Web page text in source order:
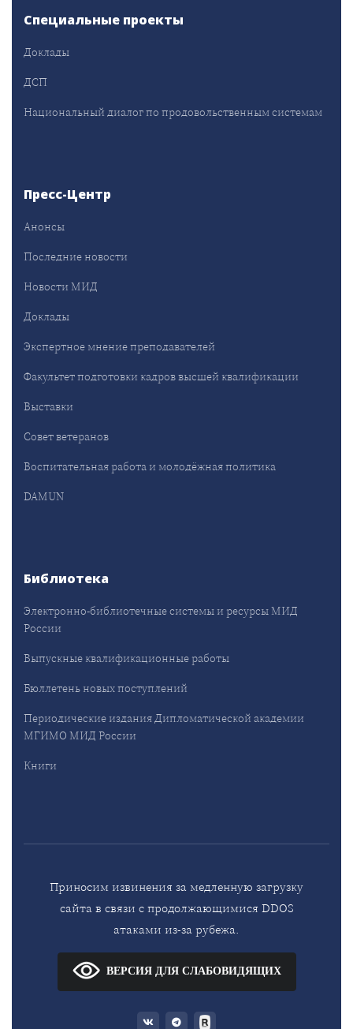
Специальные проекты
Доклады
ДСП
Национальный диалог по продовольственным системам
Пресс-Центр
Анонсы
Последние новости
Новости МИД
Доклады
Экспертное мнение преподавателей
Факультет подготовки кадров высшей квалификации
Выставки
Совет ветеранов
Воспитательная работа и молодёжная политика
DAMUN
Библиотека
Электронно-библиотечные системы и ресурсы МИД
России
Выпускные квалификационные работы
Бюллетень новых поступлений
Периодические издания Дипломатической академии
МГИМО МИД России
Книги
Приносим извинения за медленную загрузку
сайта в связи с продолжающимися DDOS
атаками из-за рубежа.
ВЕРСИЯ ДЛЯ СЛАБОВИДЯЩИХ